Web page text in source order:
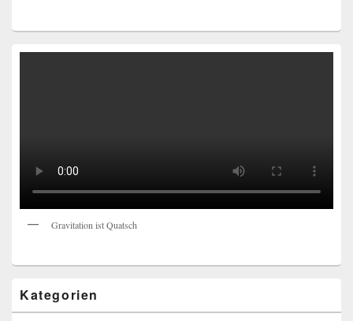
Gravitation ist Quatsch
Kategorien